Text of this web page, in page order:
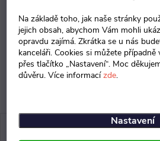
Na základě toho, jak naše stránky
jejich obsah, abychom Vám mohli
opravdu zajímá. Zkrátka se u nás
kanceláři. Cookies si můžete
přes tlačítko „Nastavení“. Moc
důvěru. Více informacízde.
Nastavení
Diskuse